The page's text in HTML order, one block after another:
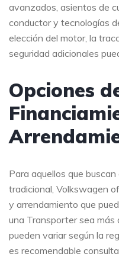
avanzados, asientos de
conductor y tecnologías
elección del motor, la
seguridad adicionales
Opciones
Para aquellos que
tradicional, Volkswagen
y arrendamiento que
una Transporter sea más
pueden variar según la
es recomendable